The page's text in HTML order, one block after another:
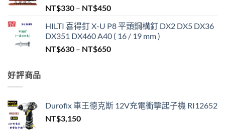
NT$330 – NT$450價
範
圍：
NT$330
HILTI 喜得釘 X-U P8 平頭鋼構釘 DX2 DX5 DX36
DX351 DX460 A40 ( 16 / 19 mm )
NT$630 – NT$650價
到
NT$650
好評商品
Durofix 車王德克斯 12V充電衝擊起子機 RI12652
NT$3,150